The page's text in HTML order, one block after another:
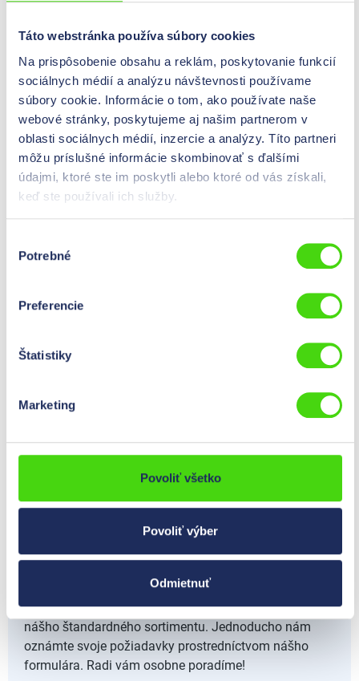
Táto webstránka používa súbory cookies
Na prispôsobenie obsahu a reklám, poskytovanie funkcií
sociálnych médií a analýzu návštevnosti používame
súbory cookie. Informácie o tom, ako používate naše
webové stránky, poskytujeme aj našim partnerom v
oblasti sociálnych médií, inzercie a analýzy. Títo partneri
môžu príslušné informácie skombinovať s ďalšími
údajmi, ktoré ste im poskytli alebo ktoré od vás získali,
keď ste používali ich služby.
súhlasu
Potrebné
Preferencie
Štatistiky
Marketing
Povoliť všetko
Povoliť výber
Odmietnuť
HIL-SIGN® Informačná tabuľa, predpisy VDE pre
06/2017) , Informačná tabuľa 610 x 980 mm
Výška 980
Šírka 610 mm
VDE 0105-100 (od 06/2017)
0,00 €*
Obsah: 1 St
Cene so vidne poprijavi
42056
Tabuľka HIL-SIGN®, pokyny pre prvú pomoc DGUV 204-
001 (predtým BGI/GUV-I 510) od 08/2017, tabuľa 575 x
395 mm
Výška 575 mm
Význam
Pokyny pre prvú pomoc, pri nehodách podľa BGI 510 ,
stav 08/2017
Obsah:1 St
prijavi.
Žiadny problém - ponúkame aj riešenia na mieru mimo
nášho štandardného sortimentu. Jednoducho nám
oznámte svoje požiadavky prostredníctvom nášho
formulára. Radi vám osobne poradíme!